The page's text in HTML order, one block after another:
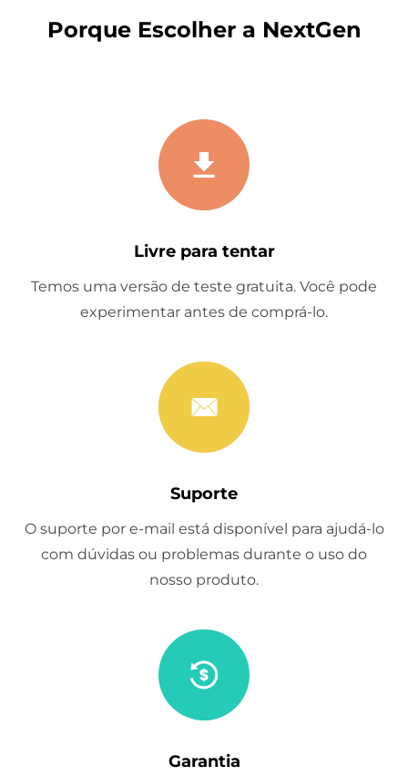
Porque Escolher a NextGen
Livre para tentar
Temos uma versão de teste gratuita. Você pode
experimentar antes de comprá-lo.
Suporte
O suporte por e-mail está disponível para ajudá-lo
com dúvidas ou problemas durante o uso do
nosso produto.
Garantia